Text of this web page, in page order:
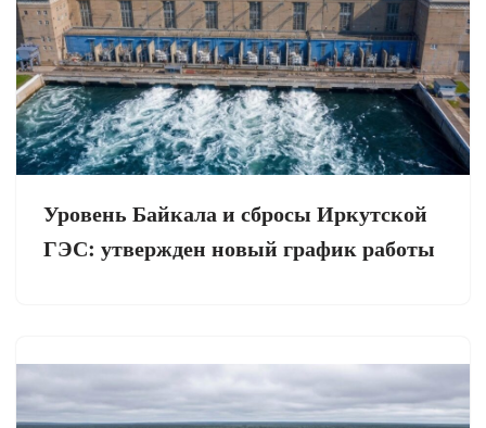
Уровень Байкала и сбросы Иркутской
ГЭС: утвержден новый график работы